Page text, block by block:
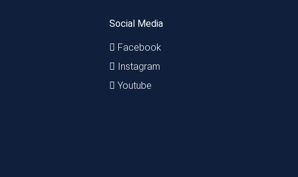
Social Media
Facebook
Instagram
Youtube